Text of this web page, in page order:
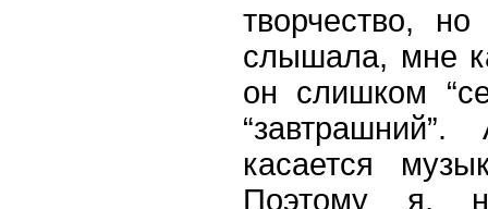
творчество,
слышала, мне
он слишком “
касается
Поэтому я,